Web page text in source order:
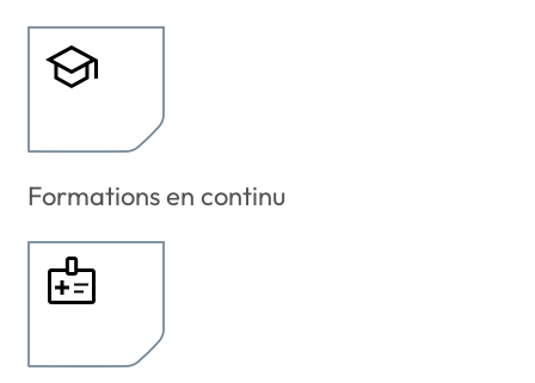
Formations en continu